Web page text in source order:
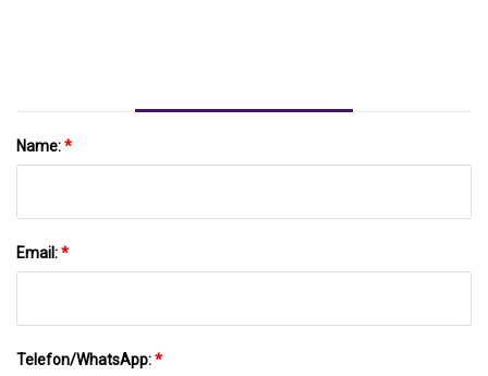
Name:*
Email:*
Telefon/WhatsApp:*